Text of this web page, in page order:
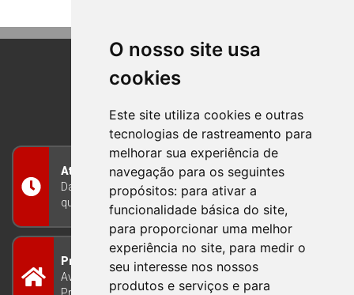
O nosso site usa
cookies
Este site utiliza cookies e outras
tecnologias de rastreamento para
melhorar sua experiência de
navegação para os seguintes
propósitos: para ativar a
funcionalidade básica do site,
para proporcionar uma melhor
experiência no site, para medir o
seu interesse nos nossos
produtos e serviços e para
BOM PRINCIPIO
RIO GRANDE DO SUL
Atendimento
Das 8h às 12h e das 13h às 17h30, de segunda a
quinta-feira, e nas sextas-feiras das 7h às 13h
Prefeitura Municipal
Avenida Guilherme Winter 65 - Centro Bom